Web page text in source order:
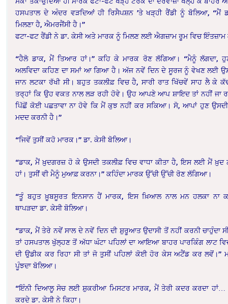
ਹਸਪਤਾਲ ਦੇ ਅੰਦਰ ਵੜਦਿਆਂ ਹੀ ਰਿਸੈਪਸ਼ਨ ’ਤੇ ਖੜ੍ਹੀ ਰੈਂਡੀ ਨੂੰ ਬੋਲਿਆ, “ਮੈਂ
ਮਿਲਣਾ ਹੈ, ਐਮਰਜੈਂਸੀ ਹੈ।”
ਫਟਾ-ਫਟ ਰੈਂਡੀ ਨੇ ਡਾ. ਕੇਸੀ ਅਤੇ ਮਾਰਕ ਨੂੰ ਮਿਲਣ ਲਈ ਐਗਜ਼ਾਮ ਰੂਮ ਵਿਚ ਇੰਤਜ਼ਾਮ
“ਹੈਲੋ ਡਾਕ, ਮੈਂ ਤਿਆਰ ਹਾਂ।” ਕਹਿ ਕੇ ਮਾਰਕ ਰੋਣ ਲੱਗਿਆ। “ਮੈਨੂੰ ਲੱਗਦਾ,
ਅਲਵਿਦਾ ਕਹਿਣ ਦਾ ਸਮਾਂ ਆ ਗਿਆ ਹੈ। ਅੱਜ ਨਵੇਂ ਦਿਨ ਦੇ ਸੂਰਜ ਨੂੰ ਵੇਖਣ ਲਈ
ਜਾਨ ਲਟਕਾ ਰੱਖੀ ਸੀ। ਬਹੁਤ ਤਕਲੀਫ਼ ਵਿਚ ਹੈ, ਸਾਰੀ ਰਾਤ ਖਿੱਚਵੇਂ ਸਾਹ ਲੈ ਕੇ
ਤਰ੍ਹਾਂ ਕਿ ਉਹ ਵਕਤ ਨਾਲ ਲੜ ਰਹੀ ਹੋਵੇ। ਉਹ ਆਪਣੇ ਆਪ ਸ਼ਾਇਦ ਤਾਂ ਨਹੀਂ ਜਾ
ਪਿੱਛੋਂ ਕੋਈ ਪਛਤਾਵਾ ਨਾ ਹੋਵੇ ਕਿ ਮੈਂ ਕੁਝ ਨਹੀਂ ਕਰ ਸਕਿਆ। ਸੋ, ਆਪਾਂ ਹੁਣ ਉਸਦੀ
ਮਦਦ ਕਰਨੀ ਹੈ।”
“ਜਿਵੇਂ ਤੁਸੀਂ ਕਹੋ ਮਾਰਕ।” ਡਾ. ਕੇਸੀ ਬੋਲਿਆ।
“ਡਾਕ, ਮੈਂ ਖ਼ੁਦਗਰਜ਼ ਹੋ ਕੇ ਉਸਦੀ ਤਕਲੀਫ਼ ਵਿਚ ਵਾਧਾ ਕੀਤਾ ਹੈ, ਇਸ ਲਈ ਮੈਂ ਖ਼ੁਦ
ਹਾਂ। ਤੁਸੀਂ ਵੀ ਮੈਨੂੰ ਮੁਆਫ਼ ਕਰਨਾ।” ਕਹਿੰਦਾ ਮਾਰਕ ਉੱਚੀ ਉੱਚੀ ਰੋਣ ਲੱਗਿਆ।
“ਤੂੰ ਬਹੁਤ ਖ਼ੂਬਸੂਰਤ ਇਨਸਾਨ ਹੈਂ ਮਾਰਕ, ਇਸ ਖ਼ਿਆਲ ਨਾਲ ਮਨ ਹਲਕਾ ਨਾ
ਥਾਪੜਦਾ ਡਾ. ਕੇਸੀ ਬੋਲਿਆ।
“ਡਾਕ, ਮੈਂ ਤੇਰੇ ਨਵੇਂ ਸਾਲ ਦੇ ਨਵੇਂ ਦਿਨ ਦੀ ਸ਼ੁਰੂਆਤ ਉਦਾਸੀ ਤੋਂ ਨਹੀਂ ਕਰਨੀ ਚਾਹੁੰਦਾ
ਤਾਂ ਹਸਪਤਾਲ ਖੁੱਲ੍ਹਣ ਤੋਂ ਅੱਧਾ ਘੰਟਾ ਪਹਿਲਾਂ ਦਾ ਆਇਆ ਬਾਹਰ ਪਾਰਕਿੰਗ ਲਾਟ
ਦੀ ਉਡੀਕ ਕਰ ਰਿਹਾ ਸੀ ਤਾਂ ਜੋ ਤੁਸੀਂ ਪਹਿਲਾਂ ਕੋਈ ਹੋਰ ਕੇਸ ਅਟੈਂਡ ਕਰ ਲਵੋਂ।”
ਪੂੰਝਦਾ ਬੋਲਿਆ।
“ਇੰਨੀ ਦਿਆਲੂ ਸੋਚ ਲਈ ਸ਼ੁਕਰੀਆ ਮਿਸਟਰ ਮਾਰਕ, ਮੈਂ ਤੇਰੀ ਕਦਰ ਕਰਦਾ
ਕਰਦੇ ਡਾ. ਕੇਸੀ ਨੇ ਕਿਹਾ।